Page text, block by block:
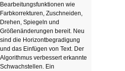
Bearbeitungsfunktionen wie
Farbkorrekturen, Zuschneiden,
Drehen, Spiegeln und
Größenänderungen bereit. Neu
sind die Horizontbegradigung
und das Einfügen von Text. Der
Algorithmus verbessert erkannte
Schwachstellen. Ein